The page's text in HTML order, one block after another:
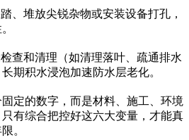
、堆放尖锐杂物或安装设备打孔，
查和清理（如清理落叶、疏通排水
期积水浸泡加速防水层老化。
定的数字，而是材料、施工、环境
有综合把控好这六大变量，才能真
。